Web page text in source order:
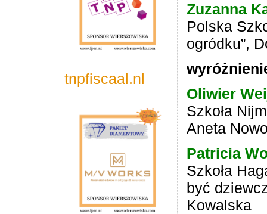
tnpfiscaal.nl
Zuzanna
Polska
ogródku”,
Oliwier
Szkoła
Aneta
Patricia
Szkoła
być
Kowalska